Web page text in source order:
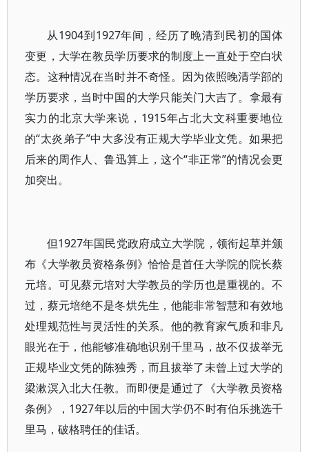
从1904到1927年间，经历了晚清到民初的国体
变更，大学在教员学历要求的制度上一直处于空白状
态。这种情况在当时并不奇怪。因为依照晚清学部的
学历要求，当时中国的大学只能关门大吉了。拿最有
实力的北京大学来说，1915年占北大文科重要地位
的“太炎弟子”中大多没有正规大学毕业文凭。如果把
后来的周作人、鲁迅算上，这个“非正常”的情况会更
加突出。
但1927年国民党政府成立大学院，领衔起草并颁
布《大学教员资格条例》恰恰是首任大学院的院长蔡
元培。可见蔡元培对大学教员的学历也是重视的。不
过，蔡元培绝不是冬烘先生，他能非常智慧和有效地
处理规范性与灵活性的关系。他的教育家气质和非凡
眼光在于，他能够准确地识别千里马，故不仅拔举无
正规毕业文凭的陈独秀，而且拔举了未曾上过大学的
梁漱溟入北大任教。而即便是通过了《大学教员资格
条例》，1927年以后的中国大学仍不时有伯乐挑选千
里马，破格聘任的佳话。